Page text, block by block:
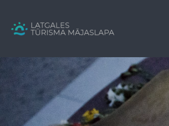
Tavs brīvdienu ceļvedis